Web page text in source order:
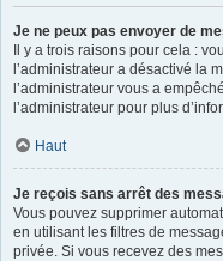
Je ne peux pas envoyer de
Il y a trois raisons pour cela :
l’administrateur a désactivé la
l’administrateur vous a
l’administrateur pour plus
Haut
Je reçois sans arrêt des
Vous pouvez supprimer
en utilisant les filtres de
privée. Si vous recevez des